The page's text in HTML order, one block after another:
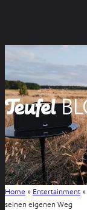
Home » Entertainment »
seinen eigenen Weg